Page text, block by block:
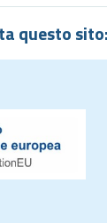
questo sito: